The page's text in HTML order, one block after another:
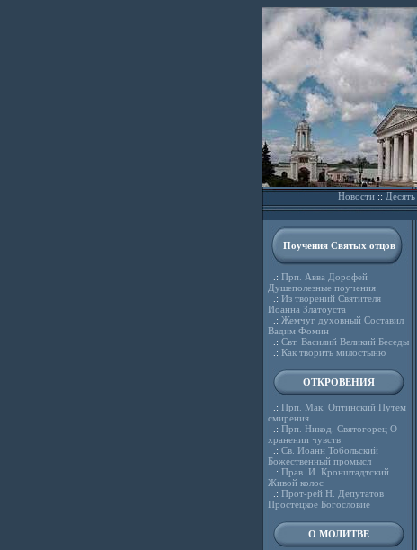
Новости::Десять
Поучения Святых отцов
.: Прп. Авва Дорофей
Душеполезные поучения
.: Из творений Святителя
Иоанна Златоуста
.: Жемчуг духовный Составил
Вадим Фомин
.: Свт. Василий Великий Беседы
.: Как творить милостыню
ОТКРОВЕНИЯ
.: Прп. Мак. Оптинский Путем
смирения
.: Прп. Никод. Святогорец О
хранении чувств
.: Св. Иоанн Тобольский
Божественный промысл
.: Прав. И. Кронштадтский
Живой колос
.: Прот-рей Н. Депутатов
Простецкое Богословие
О МОЛИТВЕ